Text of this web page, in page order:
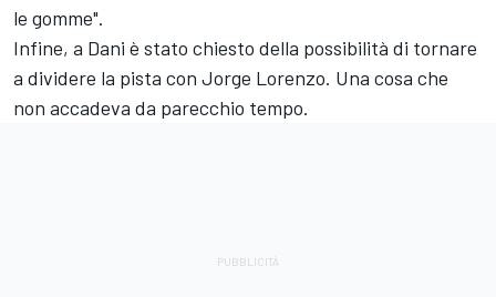
le gomme".
Infine, a Dani è stato chiesto della possibilità di tornare
a dividere la pista con Jorge Lorenzo. Una cosa che
non accadeva da parecchio tempo.